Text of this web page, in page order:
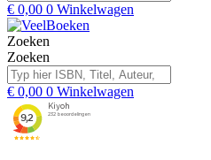
€ 0,00 0 Winkelwagen
Zoeken
Zoeken
€ 0,00 0 Winkelwagen